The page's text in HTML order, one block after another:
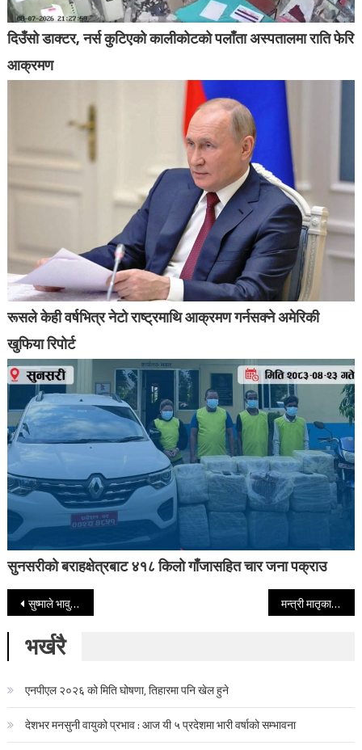
दिउँसो डाक्टर, नर्स कुटिएको कालीकोटको पलाँता अस्पतालमा राति फेरि
आक्रमण
रूसले केही वर्षभित्र नेटो राष्ट्रमाथि आक्रमण गर्नसक्ने अमेरिकी
खुफिया रिपोर्ट
सुनसरीको बराहक्षेत्रबाट ४१८ किलो गाँजासहित चार जना पक्राउ
Post navigation
सुष्माले भावुक हुँदै भनिन, गुण्डाहरुले मलाई मार्छन्, यो मेरो अन्तिम पत्रकार सम्मेलन हुनसक्छ’ मन्त्री मातृकाले फेरि ढोका थुनेर कर्मचारी कुट्न खोजेपछि उद्योग मन्त्रालयमा हात हालाहाल
भर्खरै
एनपीएल २०२६ को मिति घोषणा, तिहारमा पनि खेल हुने
देशभर मनसुनी वायुको प्रभाव : आज यी ५ प्रदेशमा भारी वर्षाको सम्भावना